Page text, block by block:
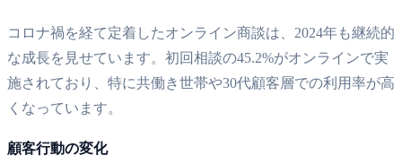
コロナ禍を経て定着したオンライン商談は、2024年も継続的
な成長を見せています。初回相談の45.2%がオンラインで実
施されており、特に共働き世帯や30代顧客層での利用率が高
くなっています。
顧客行動の変化